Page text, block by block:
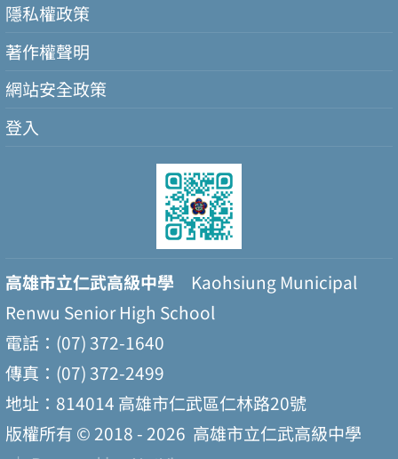
隱私權政策
著作權聲明
網站安全政策
登入
高雄市立仁武高級中學 Kaohsiung Municipal
Renwu Senior High School
電話：(07) 372-1640
傳真：(07) 372-2499
地址：814014 高雄市仁武區仁林路20號
版權所有 © 2018 - 2026 高雄市立仁武高級中學